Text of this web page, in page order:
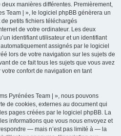
manières différentes. Premièrement,
Team | », le logiciel phpBB génèrera un
petits fichiers téléchargés
de votre ordinateur. Les deux
identifiant utilisateur et un identifiant
assignés par le logiciel
lors de votre navigation sur les sujets de
de ce fait tous les sujets que vous avez
confort de navigation en tant
Pyrénées Team | », nous pouvons
de cookies, externes au document qui
pages créées par le logiciel phpBB. La
informations que vous nous envoyez et
— mais n’est pas limité à — la